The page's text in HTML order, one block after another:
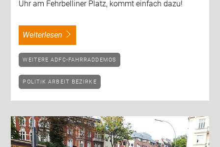
Uhr am Fehrbelliner Platz, kommt einfach dazu!
weiterlesen
WEITERE ADFC-FAHRRADDEMOS
POLITIK ARBEIT BEZIRKE